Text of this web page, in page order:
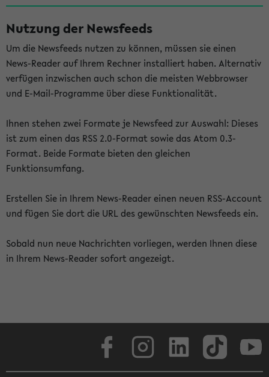
Nutzung der Newsfeeds
Um die Newsfeeds nutzen zu können, müssen sie einen
News-Reader auf Ihrem Rechner installiert haben. Alternativ
verfügen inzwischen auch schon die meisten Webbrowser
und E-Mail-Programme über diese Funktionalität.
Ihnen stehen zwei Formate je Newsfeed zur Auswahl: Dieses
ist zum einen das RSS 2.0-Format sowie das Atom 0.3-
Format. Beide Formate bieten den gleichen
Funktionsumfang.
Erstellen Sie in Ihrem News-Reader einen neuen RSS-Account
und fügen Sie dort die URL des gewünschten Newsfeeds ein.
Sobald nun neue Nachrichten vorliegen, werden Ihnen diese
in Ihrem News-Reader sofort angezeigt.